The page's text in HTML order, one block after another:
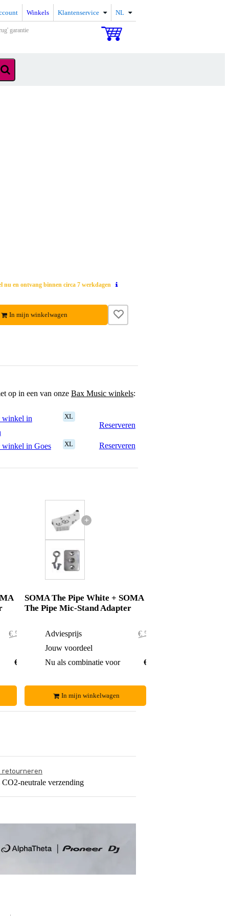
Winkels Klantenservice NL
garantie
nu en ontvang binnen circa 7 werkdagen
In mijn winkelwagen
op in een van onze Bax Music winkels:
winkel in
XL
Reserveren
in Goes XL Reserveren
€ 585,90
€ 585,-
+
SOMA The Pipe White + SOMA
The Pipe Mic-Stand Adapter
Adviesprijs
€ 586,90
Jouw voordeel
Nu als combinatie voor
€ 586,-
In mijn winkelwagen
retourneren
CO2-neutrale verzending